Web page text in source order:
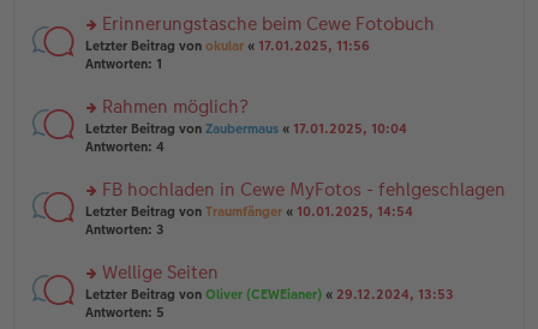
tr
a
g
e
n
er
tr
a
g
n
g
el
e
n
er
tr
a
g
rs
te
n
g
el
e
n
er
tr
a
g
Erinnerungstasche beim Cewe Fotobuch
Letzter Beitrag von okular « 17.01.2025, 11:56
Antworten: 1
rs
te
n
g
el
e
n
er
Rahmen möglich?
Letzter Beitrag von Zaubermaus « 17.01.2025, 10:04
Antworten: 4
rs
te
n
g
el
FB hochladen in Cewe MyFotos - fehlgeschlagen
Letzter Beitrag von Traumfänger « 10.01.2025, 14:54
Antworten: 3
rs
te
Wellige Seiten
Letzter Beitrag von Oliver (CEWEianer) « 29.12.2024, 13:53
Antworten: 5